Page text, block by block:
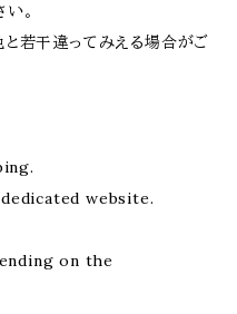
。
若干違ってみえる場合がご
website.
on the